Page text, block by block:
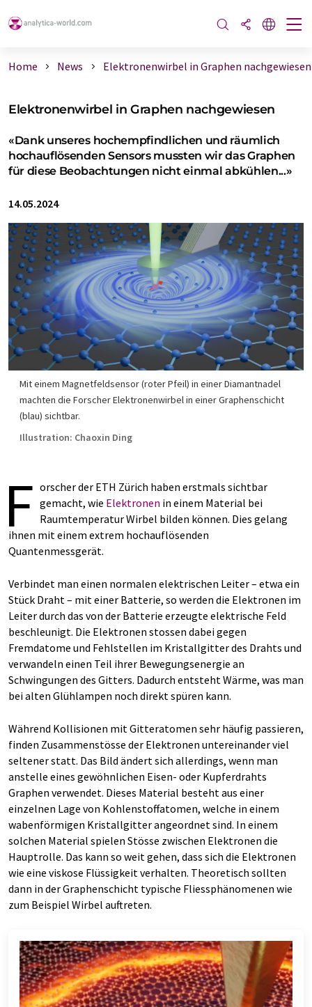
Home News Elektronenwirbel in Graphen nachgewiesen
Elektronenwirbel in Graphen nachgewiesen
«Dank unseres hochempfindlichen und räumlich
hochauflösenden Sensors mussten wir das Graphen
für diese Beobachtungen nicht einmal abkühlen...»
14.05.2024
Mit einem Magnetfeldsensor (roter Pfeil) in einer Diamantnadel
machten die Forscher Elektronenwirbel in einer Graphenschicht
(blau) sichtbar.
Illustration: Chaoxin Ding
F orscher der ETH Zürich haben erstmals sichtbar
gemacht, wie Elektronen in einem Material bei
Raumtemperatur Wirbel bilden können. Dies gelang
ihnen mit einem extrem hochauflösenden
Quantenmessgerät.
Verbindet man einen normalen elektrischen Leiter – etwa ein
Stück Draht – mit einer Batterie, so werden die Elektronen im
Leiter durch das von der Batterie erzeugte elektrische Feld
beschleunigt. Die Elektronen stossen dabei gegen
Fremdatome und Fehlstellen im Kristallgitter des Drahts und
verwandeln einen Teil ihrer Bewegungsenergie an
Schwingungen des Gitters. Dadurch entsteht Wärme, was man
bei alten Glühlampen noch direkt spüren kann.
Während Kollisionen mit Gitteratomen sehr häufig passieren,
finden Zusammenstösse der Elektronen untereinander viel
seltener statt. Das Bild ändert sich allerdings, wenn man
anstelle eines gewöhnlichen Eisen-​ oder Kupferdrahts
Graphen verwendet. Dieses Material besteht aus einer
einzelnen Lage von Kohlenstoffatomen, welche in einem
wabenförmigen Kristallgitter angeordnet sind. In einem
solchen Material spielen Stösse zwischen Elektronen die
Hauptrolle. Das kann so weit gehen, dass sich die Elektronen
wie eine viskose Flüssigkeit verhalten. Theoretisch sollten
dann in der Graphenschicht typische Fliessphänomenen wie
zum Beispiel Wirbel auftreten.